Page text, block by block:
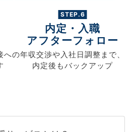
への
STEP.6
内定・入職
アフターフォロー
年収交渉や入社日調整まで、
内定後もバックアップ